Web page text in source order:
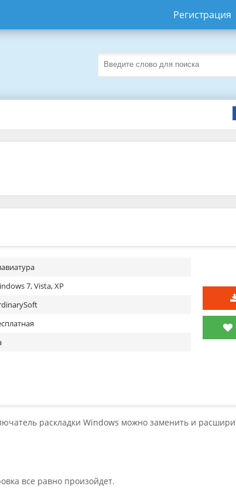
Регистрация
7, Vista, XP
раскладки Windows можно заменить и
все равно произойдет.